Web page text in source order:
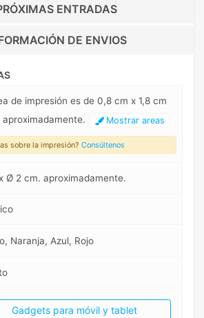
ENTRADAS
DE ENVIOS
de impresión es de 0,8 cm x 1,8 cm
aproximadamente.
Mostrar areas
sobre la impresión? Consúltenos
Ø 2 cm. aproximadamente.
Naranja, Azul, Rojo
Gadgets para móvil y tablet